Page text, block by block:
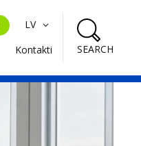
LV
Kontakti SEARCH